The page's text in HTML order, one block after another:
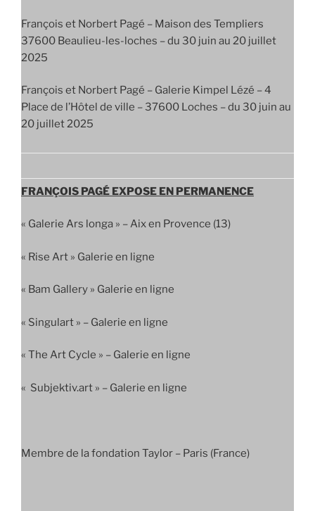
François et Norbert Pagé – Maison des Templiers
37600 Beaulieu-les-loches – du 30 juin au 20 juillet
2025
François et Norbert Pagé – Galerie Kimpel Lézé – 4
Place de l’Hôtel de ville – 37600 Loches – du 30 juin au
20 juillet 2025
FRANÇOIS PAGÉ EXPOSE EN PERMANENCE
« Galerie Ars longa » – Aix en Provence (13)
« Rise Art » Galerie en ligne
« Bam Gallery » Galerie en ligne
« Singulart » – Galerie en ligne
« The Art Cycle » – Galerie en ligne
« Subjektiv.art » – Galerie en ligne
Membre de la fondation Taylor – Paris (France)